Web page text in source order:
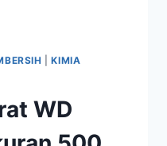
|KIMIA
WD